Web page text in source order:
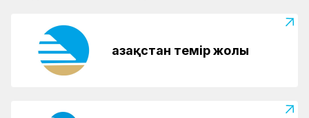
Қазақстан темір жолы